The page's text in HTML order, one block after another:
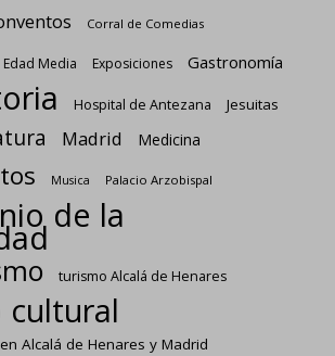
Corral de Comedias
Edad Media Exposiciones Gastronomía
Hospital de Antezana Jesuitas
Madrid Medicina
Musica Palacio Arzobispal
de la
turismo Alcalá de Henares
cultural
Alcalá de Henares y Madrid